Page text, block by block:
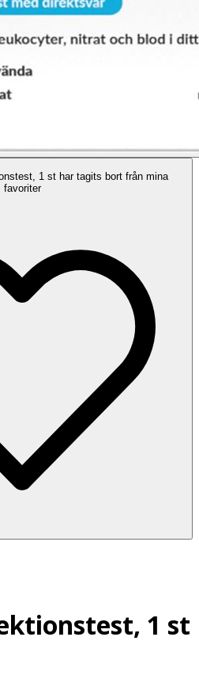
1 st har tagits bort från mina
favoriter
1 st